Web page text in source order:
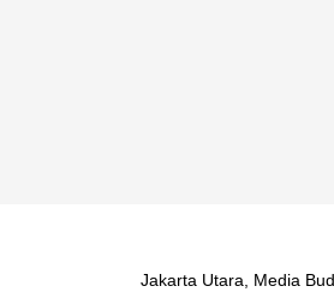
Jakarta Utara, Media